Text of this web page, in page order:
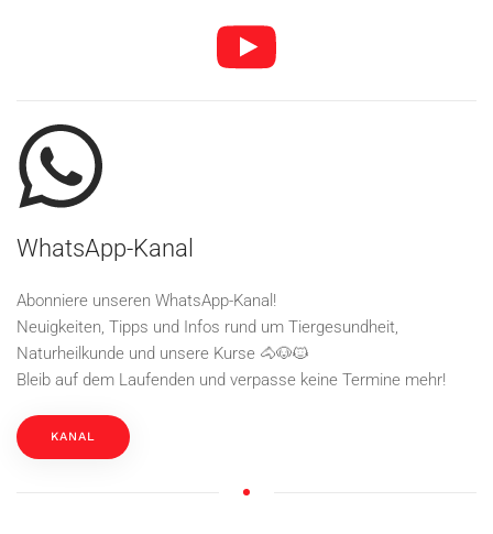
WhatsApp-Kanal
Abonniere unseren WhatsApp-Kanal!
Neuigkeiten, Tipps und Infos rund um Tiergesundheit,
Naturheilkunde und unsere Kurse 🐴🐶🐱
Bleib auf dem Laufenden und verpasse keine Termine mehr!
KANAL